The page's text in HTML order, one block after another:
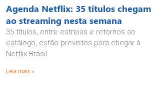
Agenda Netflix: 35 títulos chegam
ao streaming nesta semana
35 títulos, entre estreias e retornos ao
catálogo, estão previstos para chegar à
Netflix Brasil
Leia mais »